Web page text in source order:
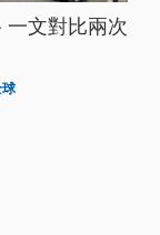
文對比兩次